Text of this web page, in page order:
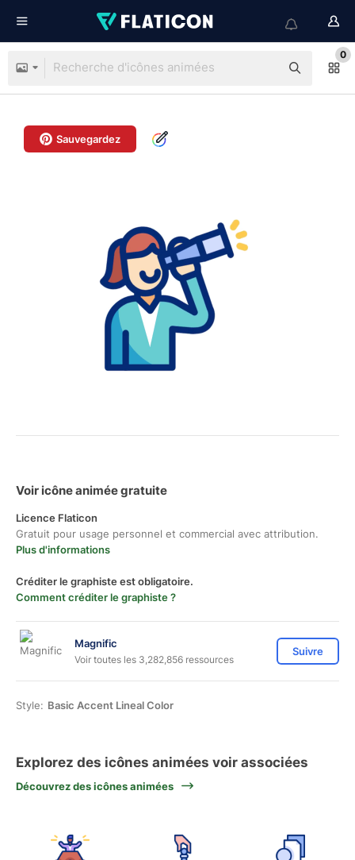
0
Sauvegardez
Voir icône animée gratuite
Licence Flaticon
Gratuit pour usage personnel et commercial avec attribution.
Plus d'informations
Créditer le graphiste est obligatoire.
Comment créditer le graphiste ?
Magnific
Voir toutes les 3,282,856 ressources
Suivre
Style: Basic Accent Lineal Color
Explorez des icônes animées voir associées
Découvrez des icônes animées